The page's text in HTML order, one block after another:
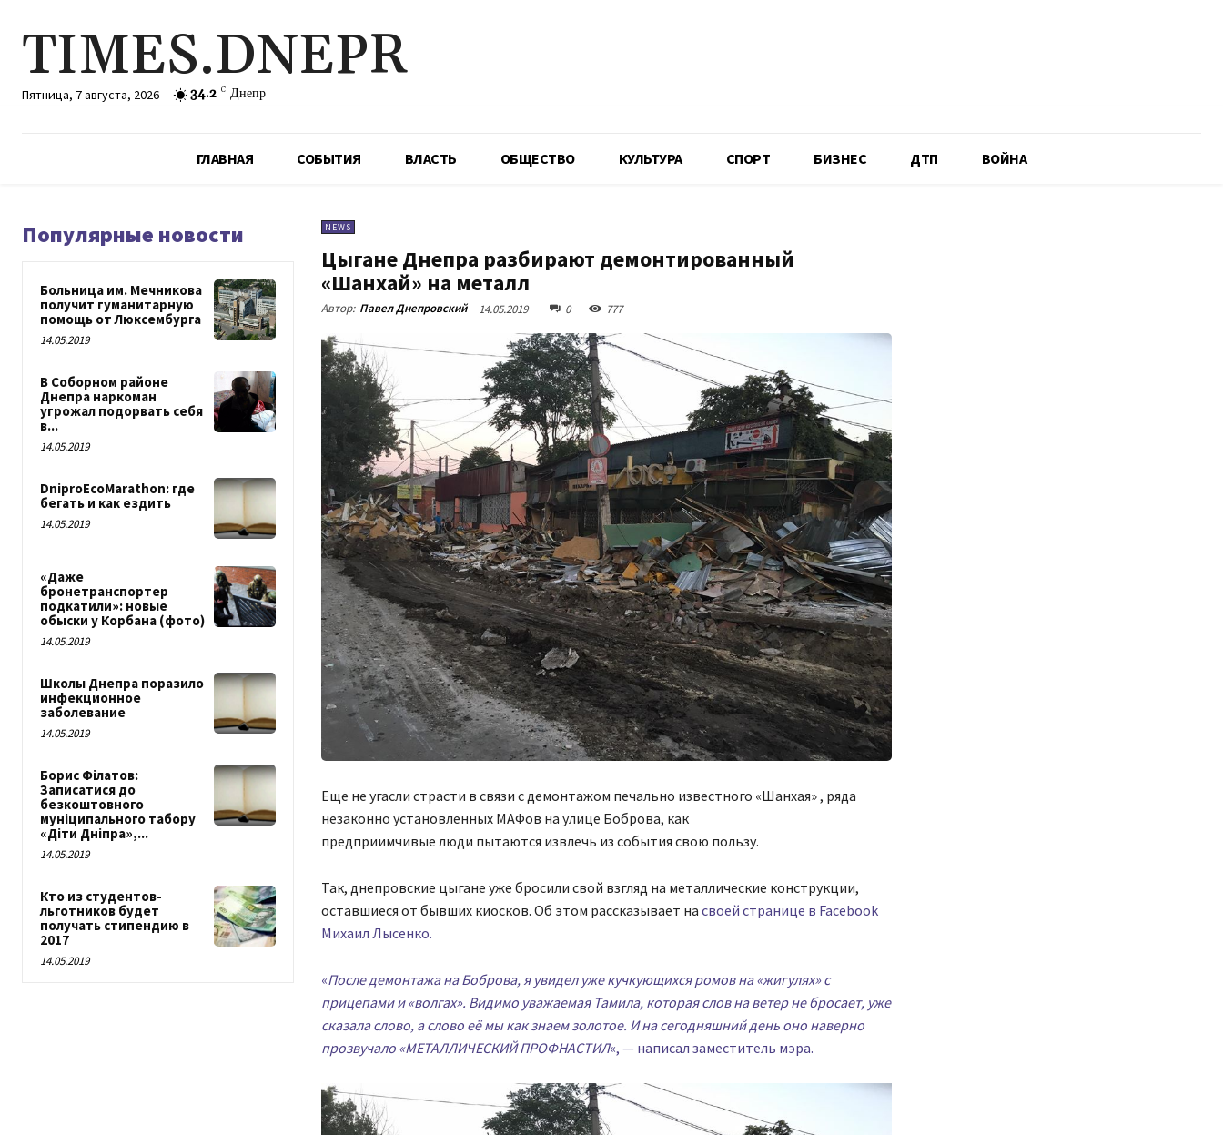
TIMES.DNEPR
Пятница, 7 августа, 2026 34.2 C Днепр
ГЛАВНАЯ СОБЫТИЯ ВЛАСТЬ ОБЩЕСТВО КУЛЬТУРА СПОРТ БИЗНЕС ДТП ВОЙНА
Популярные новости
Больница им. Мечникова
получит гуманитарную
помощь от Люксембурга
14.05.2019
В Соборном районе
Днепра наркоман
угрожал подорвать себя
в...
14.05.2019
DniproEcoMarathon: где
бегать и как ездить
14.05.2019
«Даже
бронетранспортер
подкатили»: новые
обыски у Корбана (фото)
14.05.2019
Школы Днепра поразило
инфекционное
заболевание
14.05.2019
Борис Філатов:
Записатися до
безкоштовного
муніципального табору
«Діти Дніпра»,...
14.05.2019
Кто из студентов-
льготников будет
получать стипендию в
2017
14.05.2019
NEWS
Цыгане Днепра разбирают демонтированный
«Шанхай» на металл
Автор: Павел Днепровский 14.05.2019 0 777
Еще не угасли страсти в связи с демонтажом печально известного «Шанхая» , ряда
незаконно установленных МАФов на улице Боброва, как
предприимчивые люди пытаются извлечь из события свою пользу.
Так, днепровские цыгане уже бросили свой взгляд на металлические конструкции,
оставшиеся от бывших киосков. Об этом рассказывает на своей странице в Facebook
Михаил Лысенко.
«После демонтажа на Боброва, я увидел уже кучкующихся ромов на «жигулях» с
прицепами и «волгах». Видимо уважаемая Тамила, которая слов на ветер не бросает, уже
сказала слово, а слово её мы как знаем золотое. И на сегодняшний день оно наверно
прозвучало «МЕТАЛЛИЧЕСКИЙ ПРОФНАСТИЛ«, — написал заместитель мэра.